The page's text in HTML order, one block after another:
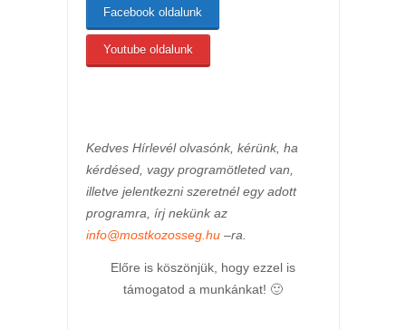
Facebook oldalunk
Youtube oldalunk
Kedves Hírlevél olvasónk, kérünk, ha
kérdésed, vagy programötleted van,
illetve jelentkezni szeretnél egy adott
programra, írj nekünk az
info@mostkozosseg.hu–ra.
Előre is köszönjük, hogy ezzel is
támogatod a munkánkat! 🙂